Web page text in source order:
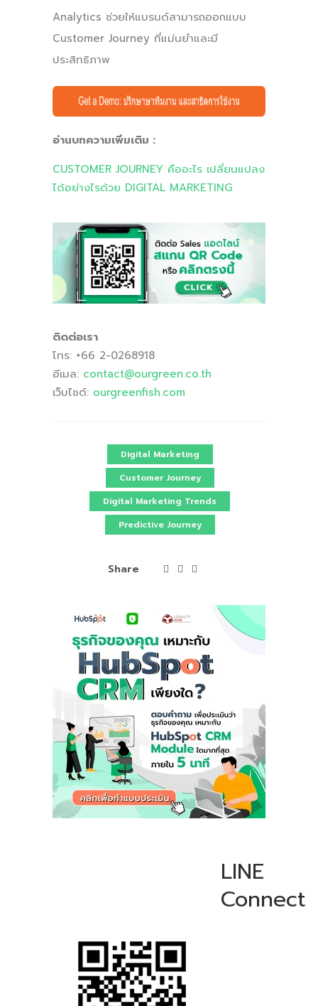
Analytics ช่วยให้แบรนด์สามารถออกแบบ
Customer Journey ที่แม่นยำและมี
ประสิทธิภาพ
อ่านบทความเพิ่มเติม :
CUSTOMER JOURNEY คืออะไร เปลี่ยนแปลง
ได้อย่างไรด้วย DIGITAL MARKETING
ติดต่อเรา
โทร: +66 2-0268918
อีเมล: contact@ourgreen.co.th
เว็บไซต์: ourgreenfish.com
Digital Marketing
Customer Journey
Digital Marketing Trends
Predictive Journey
Share
LINE
Connect